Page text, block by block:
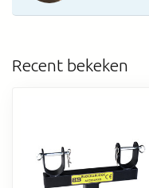
Recent bekeken